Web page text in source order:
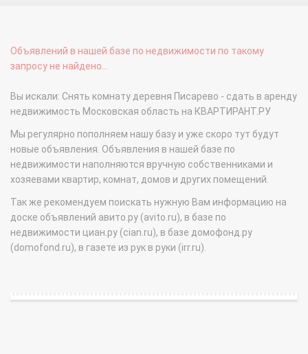
Объявлений в нашей базе по недвижимости по такому
запросу не найдено...
Вы искали: Снять комнату деревня Писарево - сдать в аренду
недвижимость Московская область на КВАРТИРАНТ.РУ
Мы регулярно пополняем нашу базу и уже скоро тут будут
новые объявления. Объявления в нашей базе по
недвижимости наполняются вручную собственниками и
хозяевами квартир, комнат, домов и других помещений.
Так же рекомендуем поискать нужную Вам информацию на
доске объявлений авито.ру (avito.ru), в базе по
недвижимости циан.ру (cian.ru), в базе домофонд.ру
(domofond.ru), в газете из рук в руки (irr.ru).